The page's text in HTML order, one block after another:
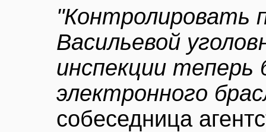
"Контролировать
Васильевой
инспекции
электронного
собеседница